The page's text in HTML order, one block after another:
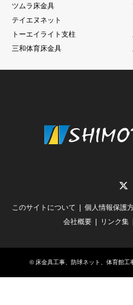
ツムラ床金具
テイエヌネット
トーエイライト支柱
三和体育床金具
このサイトについて 個人情報保護
会社概要
リンク集
© 床金具工事、防球ネット、体育館工